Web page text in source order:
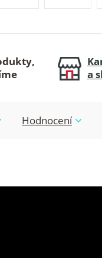
a
Hodnocení